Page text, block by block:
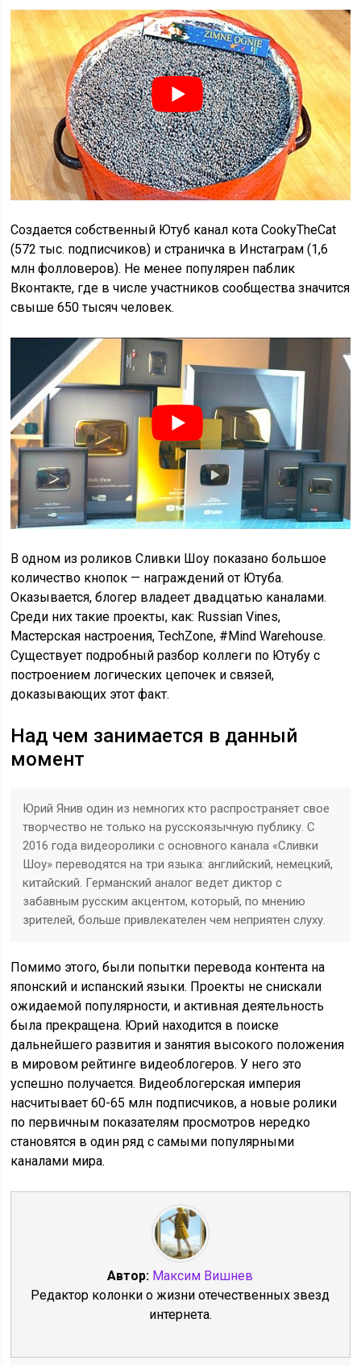
Создается собственный Ютуб канал кота CookyTheCat
(572 тыс. подписчиков) и страничка в Инстаграм (1,6
млн фолловеров). Не менее популярен паблик
Вконтакте, где в числе участников сообщества значится
свыше 650 тысяч человек.
В одном из роликов Сливки Шоу показано большое
количество кнопок — награждений от Ютуба.
Оказывается, блогер владеет двадцатью каналами.
Среди них такие проекты, как: Russian Vines,
Мастерская настроения, TechZone, #Mind Warehouse.
Существует подробный разбор коллеги по Ютубу с
построением логических цепочек и связей,
доказывающих этот факт.
Над чем занимается в данный
момент
Юрий Янив один из немногих кто распространяет свое
творчество не только на русскоязычную публику. С
2016 года видеоролики с основного канала «Сливки
Шоу» переводятся на три языка: английский, немецкий,
китайский. Германский аналог ведет диктор с
забавным русским акцентом, который, по мнению
зрителей, больше привлекателен чем неприятен слуху.
Помимо этого, были попытки перевода контента на
японский и испанский языки. Проекты не снискали
ожидаемой популярности, и активная деятельность
была прекращена. Юрий находится в поиске
дальнейшего развития и занятия высокого положения
в мировом рейтинге видеоблогеров. У него это
успешно получается. Видеоблогерская империя
насчитывает 60-65 млн подписчиков, а новые ролики
по первичным показателям просмотров нередко
становятся в один ряд с самыми популярными
каналами мира.
Автор: Максим Вишнев
Редактор колонки о жизни отечественных звезд
интернета.